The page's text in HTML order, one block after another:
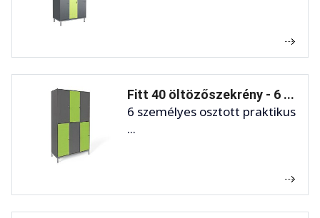
Fitt 40 öltözőszekrény - 6 ...
6 személyes osztott praktikus
...